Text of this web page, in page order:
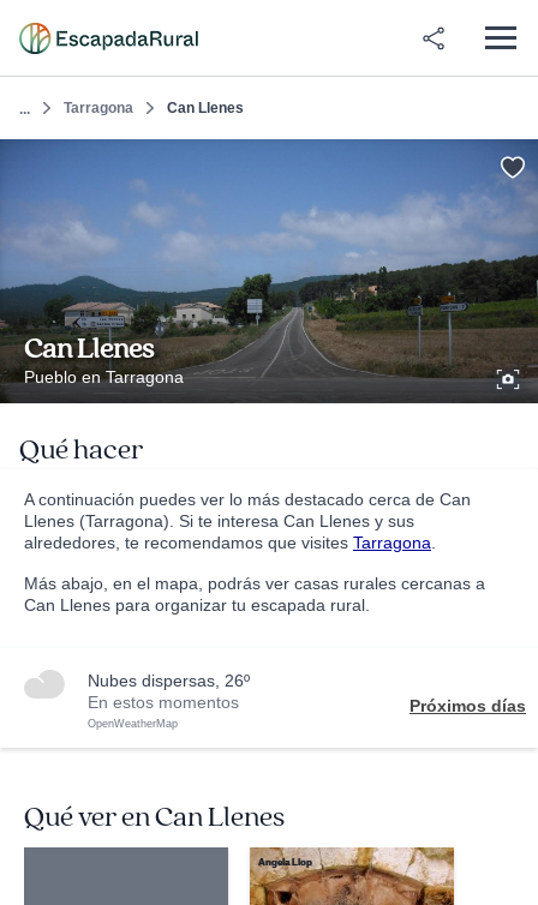
... Tarragona Can Llenes
Can Llenes
Pueblo en Tarragona
Qué hacer
A continuación puedes ver lo más destacado cerca de Can
Llenes (Tarragona). Si te interesa Can Llenes y sus
alrededores, te recomendamos que visites Tarragona
Más abajo, en el mapa, podrás ver casas rurales cercanas a
Can Llenes para organizar tu escapada rural.
nubes dispersas, 26º
En estos momentos
OpenWeatherMap
Próximos días
Qué ver en Can Llenes
Angela Llop